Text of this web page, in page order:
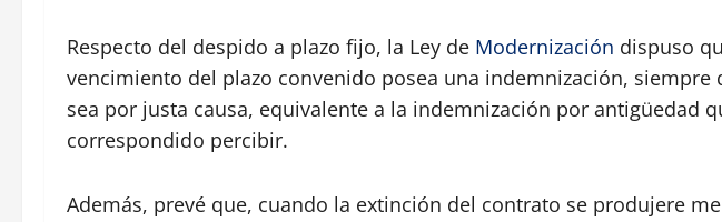
Respecto del despido a plazo fijo, la Ley de Modernización dispuso
vencimiento del plazo convenido posea una indemnización, siempre
sea por justa causa, equivalente a la indemnización por antigüedad
correspondido percibir.
Además, prevé que, cuando la extinción del contrato se produjere